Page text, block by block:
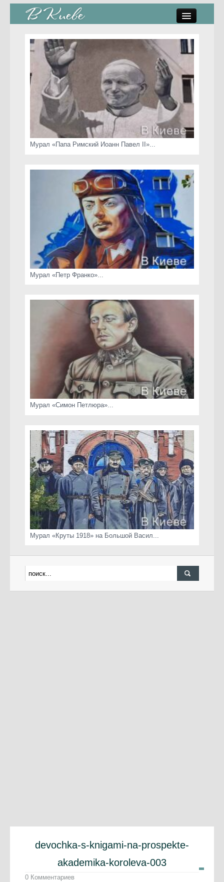
стрит-арт
коты Киева
скамейки
часы Киева
Мурал «Папа Римский Иоанн Павел II»...
Мурал «Петр Франко»...
Мурал «Симон Петлюра»...
Мурал «Круты 1918» на Большой Васил...
devochka-s-knigami-na-prospekte-
akademika-koroleva-003
0 Комментариев